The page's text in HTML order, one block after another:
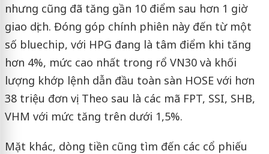
nhưng cũng đã tăng gần 10 điểm sau hơn 1 giờ
giao dịch. Đóng góp chính phiên này đến từ một
số bluechip, với HPG đang là tâm điểm khi tăng
hơn 4%, mức cao nhất trong rổ VN30 và khối
lượng khớp lệnh dẫn đầu toàn sàn HOSE với hơn
38 triệu đơn vị. Theo sau là các mã FPT, SSI, SHB,
VHM với mức tăng trên dưới 1,5%.
Mặt khác, dòng tiền cũng tìm đến các cổ phiếu